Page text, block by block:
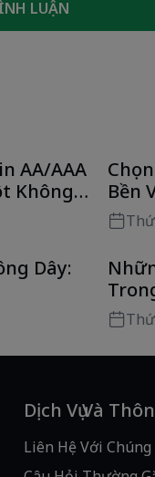
LUẬN
AA/AAA
Không
Bền
Dây:
Quả
Dịch Vụ Và
Liên Hệ Với Chúng